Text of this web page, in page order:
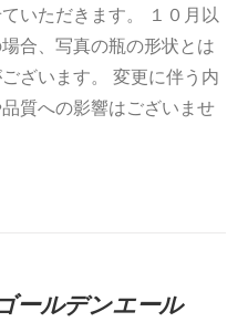
いただきます。 １０月以
合、写真の瓶の形状とは
ざいます。 変更に伴う内
質への影響はございませ
ールデンエール